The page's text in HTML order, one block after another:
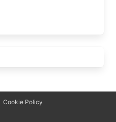
Cookie Policy